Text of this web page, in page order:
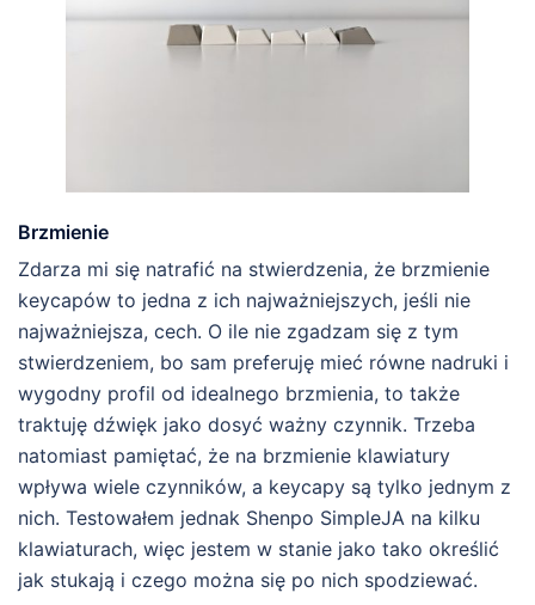
Brzmienie
Zdarza mi się natrafić na stwierdzenia, że brzmienie
keycapów to jedna z ich najważniejszych, jeśli nie
najważniejsza, cech. O ile nie zgadzam się z tym
stwierdzeniem, bo sam preferuję mieć równe nadruki i
wygodny profil od idealnego brzmienia, to także
traktuję dźwięk jako dosyć ważny czynnik. Trzeba
natomiast pamiętać, że na brzmienie klawiatury
wpływa wiele czynników, a keycapy są tylko jednym z
nich. Testowałem jednak Shenpo SimpleJA na kilku
klawiaturach, więc jestem w stanie jako tako określić
jak stukają i czego można się po nich spodziewać.